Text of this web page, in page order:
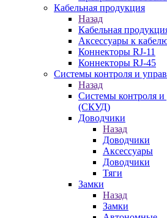
Кабельная продукция
Назад
Кабельная
Аксессуары к
Коннекторы RJ-11
Коннекторы RJ-45
Системы контроля и
Назад
Системы контроля и
(СКУД)
Доводчики
Назад
Доводчики
Аксессуары
Доводчики
Тяги
Замки
Назад
Замки